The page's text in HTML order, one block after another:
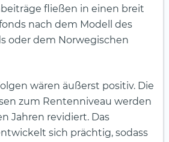
fließen in einen breit
nach dem Modell des
oder dem Norwegischen
wären äußerst positiv. Die
zum Rentenniveau werden
Jahren revidiert. Das
sich prächtig, sodass